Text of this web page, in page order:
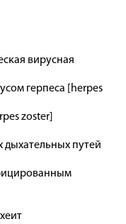
вирусная
герпеса [herpes
zoster]
дыхательных путей